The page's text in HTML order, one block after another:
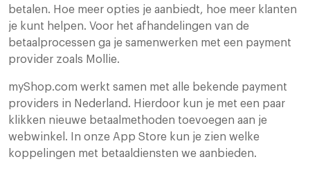
betalen. Hoe meer opties je aanbiedt, hoe meer klanten
je kunt helpen. Voor het afhandelingen van de
betaalprocessen ga je samenwerken met een payment
provider zoals Mollie.
myShop.com werkt samen met alle bekende payment
providers in Nederland. Hierdoor kun je met een paar
klikken nieuwe betaalmethoden toevoegen aan je
webwinkel. In onze App Store kun je zien welke
koppelingen met betaaldiensten we aanbieden.